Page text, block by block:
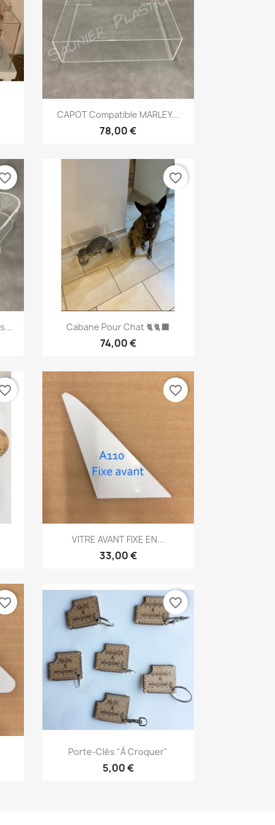
Aperçu rapide
CAPOT Compatible MARLEY...
78,00 €
Aperçu rapide
Cabane Pour Chat 🐈🐈‍⬛
74,00 €
favorite_border
Aperçu rapide
VITRE AVANT FIXE EN...
33,00 €
favorite_border
Aperçu rapide
Porte-Clés "à Croquer"
5,00 €
favorite_border